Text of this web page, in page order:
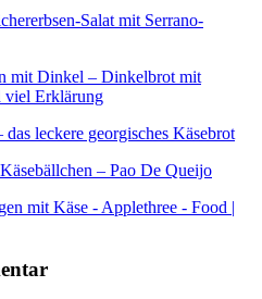
Salat mit Serrano-
mit Dinkel – Dinkelbrot mit
viel Erklärung
das leckere georgisches Käsebrot
– Pao De Queijo
mit Käse - Applethree - Food |